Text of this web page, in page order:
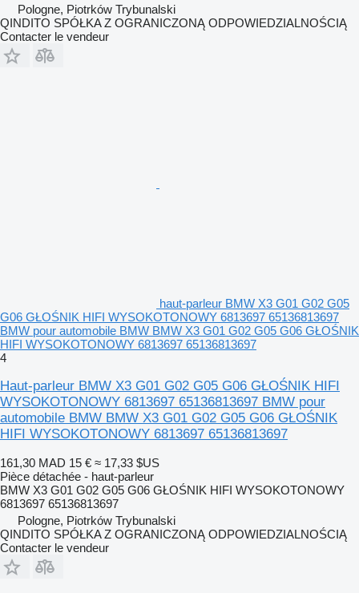
Pologne, Piotrków Trybunalski
QINDITO SPÓŁKA Z OGRANICZONĄ ODPOWIEDZIALNOŚCIĄ
Contacter le vendeur
haut-parleur BMW X3 G01 G02 G05
G06 GŁOŚNIK HIFI WYSOKOTONOWY 6813697 65136813697
BMW pour automobile BMW BMW X3 G01 G02 G05 G06 GŁOŚNIK
HIFI WYSOKOTONOWY 6813697 65136813697
4
Haut-parleur BMW X3 G01 G02 G05 G06 GŁOŚNIK HIFI
WYSOKOTONOWY 6813697 65136813697 BMW pour
automobile BMW BMW X3 G01 G02 G05 G06 GŁOŚNIK
HIFI WYSOKOTONOWY 6813697 65136813697
161,30 MAD 15 € ≈ 17,33 $US
Pièce détachée - haut-parleur
BMW X3 G01 G02 G05 G06 GŁOŚNIK HIFI WYSOKOTONOWY
6813697 65136813697
Pologne, Piotrków Trybunalski
QINDITO SPÓŁKA Z OGRANICZONĄ ODPOWIEDZIALNOŚCIĄ
Contacter le vendeur